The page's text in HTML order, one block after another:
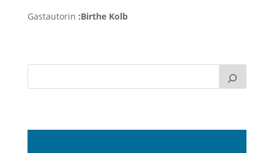
Gastautorin :Birthe Kolb